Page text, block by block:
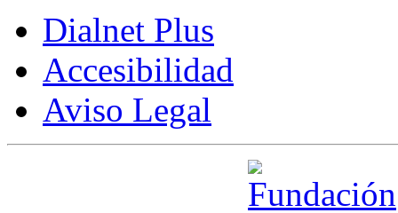
Dialnet Plus
Accesibilidad
Aviso Legal